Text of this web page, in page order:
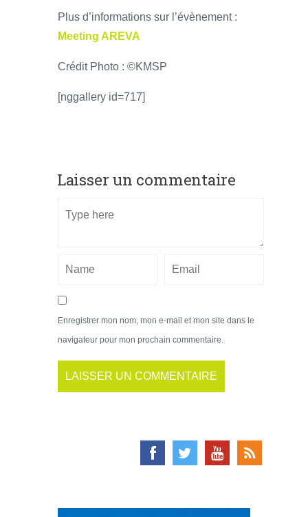
Plus d’informations sur l’évènement :
Meeting AREVA
Crédit Photo : ©KMSP
[nggallery id=717]
Laisser un commentaire
Enregistrer mon nom, mon e-mail et mon site dans le
navigateur pour mon prochain commentaire.